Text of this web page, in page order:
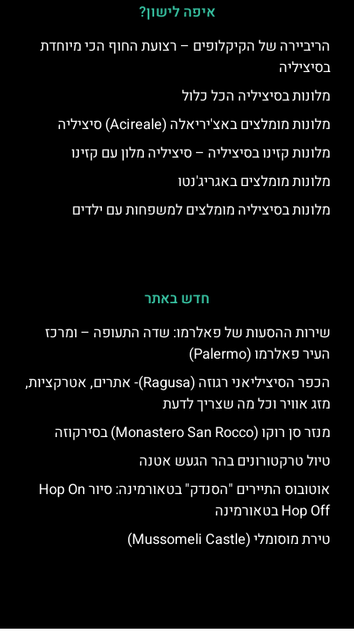
איפה לישון?
הריביירה של הקיקלופים – רצועת החוף הכי מיוחדת
בסיציליה
מלונות בסיציליה הכל כלול
מלונות מומלצים באצ'יריאלה (Acireale) סיציליה
מלונות קזינו בסיציליה – סיציליה מלון עם קזינו
מלונות מומלצים באגריג'נטו
מלונות בסיציליה מומלצים למשפחות עם ילדים
חדש באתר
שירות ההסעות של פאלרמו: שדה התעופה – ומרכז
העיר פאלרמו (Palermo)
הכפר הסיציליאני רגוזה (Ragusa)- אתרים, אטרקציות,
מזג אוויר וכל מה שצריך לדעת
מנזר סן רוקו (Monastero San Rocco) בסירקוזה
טיול טרקטורונים בהר הגעש אטנה
אוטובוס התיירים "הסנדק" בטאורמינה: סיור Hop On
Hop Off בטאורמינה
טירת מוסומלי (Mussomeli Castle)